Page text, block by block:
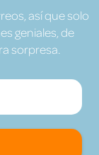
así que solo
geniales, de
sorpresa.